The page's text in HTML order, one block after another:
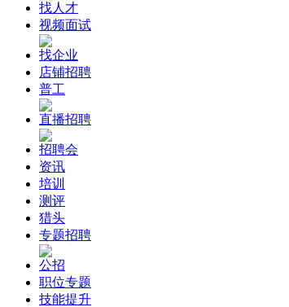
找人才
视频面试
找企业
店铺招聘
普工
直播招聘
招聘会
资讯
培训
测评
猎头
专题招聘
公招
职位专题
技能提升